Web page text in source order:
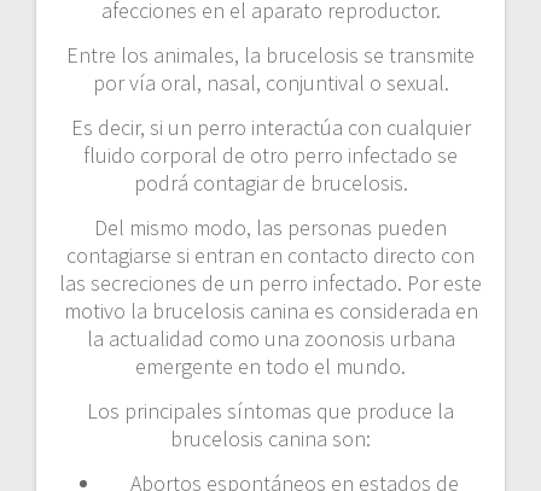
afecciones en el aparato reproductor.
Entre los animales, la brucelosis se transmite
por vía oral, nasal, conjuntival o sexual.
Es decir, si un perro interactúa con cualquier
fluido corporal de otro perro infectado se
podrá contagiar de brucelosis.
Del mismo modo, las personas pueden
contagiarse si entran en contacto directo con
las secreciones de un perro infectado. Por este
motivo la brucelosis canina es considerada en
la actualidad como una zoonosis urbana
emergente en todo el mundo.
Los principales síntomas que produce la
brucelosis canina son:
Abortos espontáneos en estados de